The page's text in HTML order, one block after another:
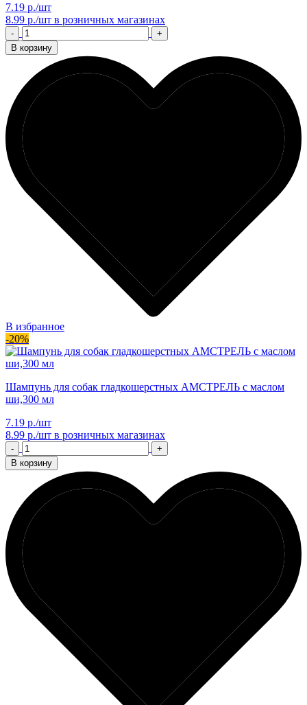
7.19 р./шт
8.99 р./шт в розничных магазинах
-
+
В корзину
В избранное
-20%
Шампунь для собак гладкошерстных АМСТРЕЛЬ с маслом
ши,300 мл
7.19 р./шт
8.99 р./шт в розничных магазинах
-
+
В корзину